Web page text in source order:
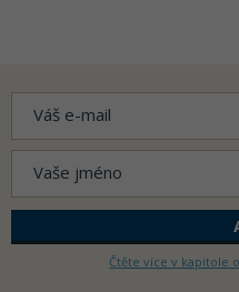
Čtěte více v kapitole